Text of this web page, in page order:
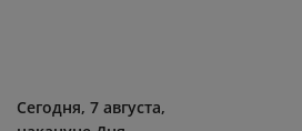
Сегодня, 7 августа,